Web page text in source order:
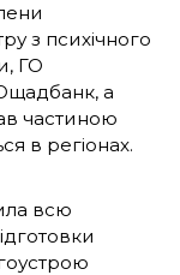
з психічного
ГО
Ощадбанк, а
частиною
в регіонах.
всю